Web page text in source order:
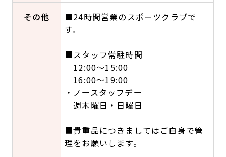
その他
■24時間営業のスポーツクラブで
す。
■スタッフ常駐時間
12:00～15:00
16:00～19:00
・ノースタッフデー
週木曜日・日曜日
■貴重品につきましてはご自身で管
理をお願いします。